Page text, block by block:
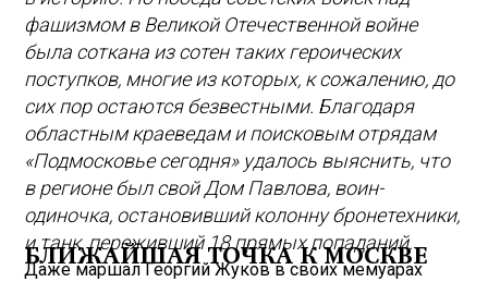
фашизмом в Великой Отечественной войне
была соткана из сотен таких героических
поступков, многие из которых, к сожалению, до
сих пор остаются безвестными. Благодаря
областным краеведам и поисковым отрядам
«Подмосковье сегодня» удалось выяснить, что
в регионе был свой Дом Павлова, воин-
одиночка, остановивший колонну бронетехники,
и танк, переживший 18 прямых попаданий.
БЛИЖАЙШАЯ ТОЧКА К МОСКВЕ
Даже маршал Георгий Жуков в своих мемуарах